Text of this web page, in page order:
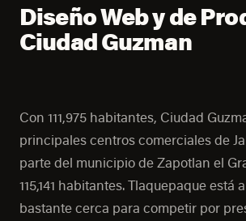
Diseño Web y de
Ciudad Guzman
Con 111,975 habitantes, Ciudad
principales centros comerciales de
parte del municipio de Zapotlan el
115,141 habitantes. Tlaquepaque está
bastante cerca para competir por